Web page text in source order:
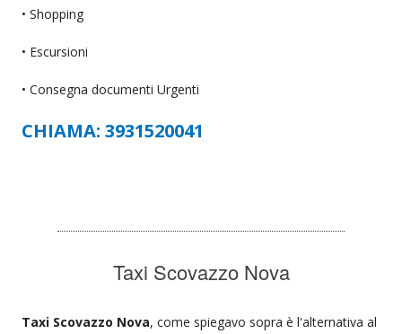
• Shopping
• Escursioni
• Consegna documenti Urgenti
CHIAMA: 3931520041
Taxi Scovazzo Nova
Taxi Scovazzo Nova, come spiegavo sopra è l'alternativa al